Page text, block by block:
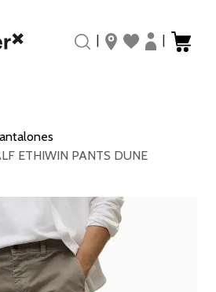
ETHIWIN PANTS DUNE